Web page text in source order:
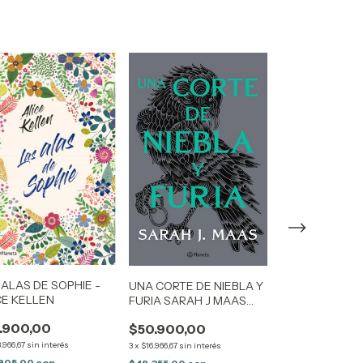
DE SOPHIE -
KELLEN
sin interés
UNA CORTE DE NIEBLA Y
FURIA SARAH J MAAS
$50.900,00
3x $16.966,67 sin interés